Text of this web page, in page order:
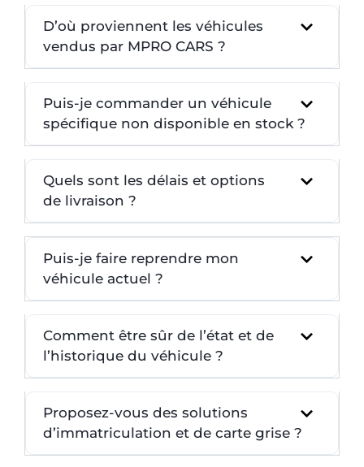
D’où proviennent les véhicules
vendus par MPRO CARS ?
Puis-je commander un véhicule
spécifique non disponible en stock ?
Quels sont les délais et options
de livraison ?
Puis-je faire reprendre mon
véhicule actuel ?
Comment être sûr de l’état et de
l’historique du véhicule ?
Proposez-vous des solutions
d’immatriculation et de carte grise ?